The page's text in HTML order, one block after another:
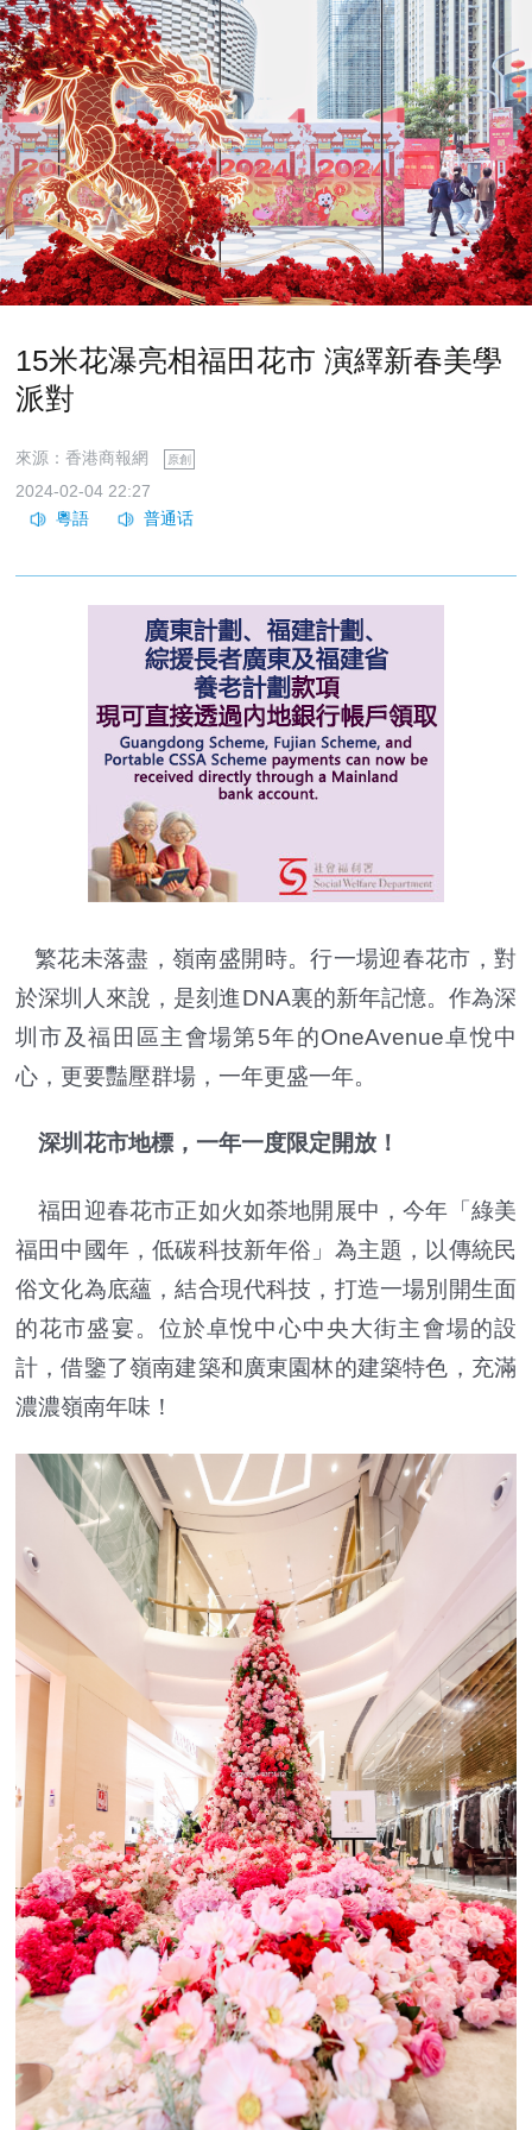
15米花瀑亮相福田花市 演繹新春美學
派對
來源：香港商報網 原創
2024-02-04 22:27
繁花未落盡，嶺南盛開時。行一場迎春花市，對
於深圳人來說，是刻進DNA裏的新年記憶。作為深
圳市及福田區主會場第5年的OneAvenue卓悅中
心，更要豔壓群場，一年更盛一年。
深圳花市地標，一年一度限定開放！
福田迎春花市正如火如荼地開展中，今年「綠美
福田中國年，低碳科技新年俗」為主題，以傳統民
俗文化為底蘊，結合現代科技，打造一場別開生面
的花市盛宴。位於卓悅中心中央大街主會場的設
計，借鑒了嶺南建築和廣東園林的建築特色，充滿
濃濃嶺南年味！